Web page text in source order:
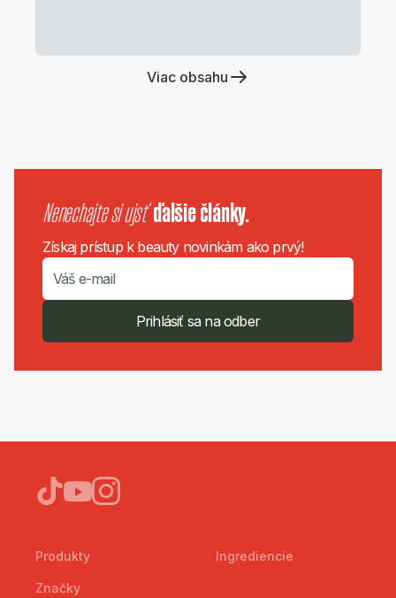
Viac obsahu
Nenechajte si ujsť ďalšie články.
Získaj prístup k beauty novinkám ako prvý!
Prihlásiť sa na odber
Produkty
Značky
Ingrediencie